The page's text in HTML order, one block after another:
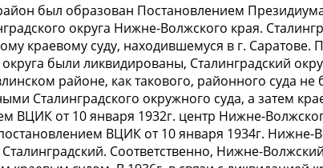
был образован Постановлением
округа Нижне-Волжского края.
краевому суду, находившемуся в г.
были ликвидированы, Сталинградский
районе, как такового, районного суда
Сталинградского окружного суда, а затем
ВЦИК от 10 января 1932г. центр Нижне-
ВЦИК от 10 января 1934г. Нижне-
Соответственно, Нижне-